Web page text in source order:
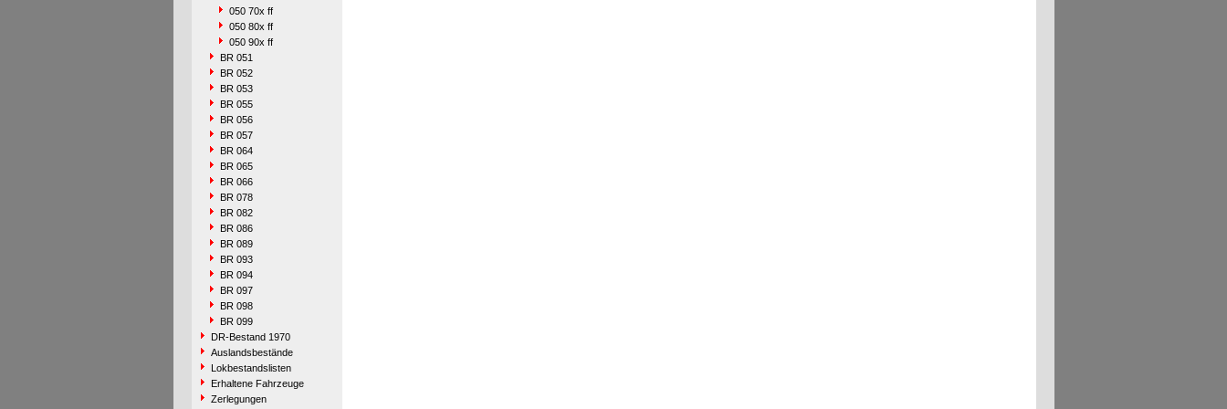
050 70x ff
050 80x ff
050 90x ff
BR 051
BR 052
BR 053
BR 055
BR 056
BR 057
BR 064
BR 065
BR 066
BR 078
BR 082
BR 086
BR 089
BR 093
BR 094
BR 097
BR 098
BR 099
DR-Bestand 1970
Auslandsbestände
Lokbestandslisten
Erhaltene Fahrzeuge
Zerlegungen